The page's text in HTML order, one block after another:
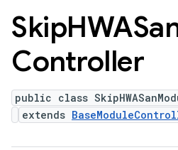
Skip
Controller
public class
extends